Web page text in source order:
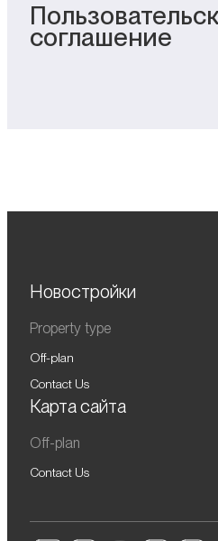
соглашение
Новостройки
Property type
Off-plan
Contact Us
Карта сайта
Off-plan
Contact Us